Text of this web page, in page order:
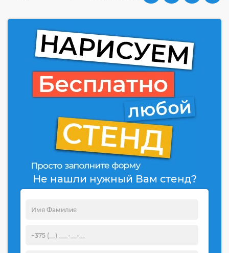
Не нашли нужный Вам стенд?